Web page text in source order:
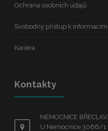
Ochrana osobních údajů
Svobodný přístup k informacím
Kariéra
Kontakty
NEMOCNICE
U Nemocnice 3066/1